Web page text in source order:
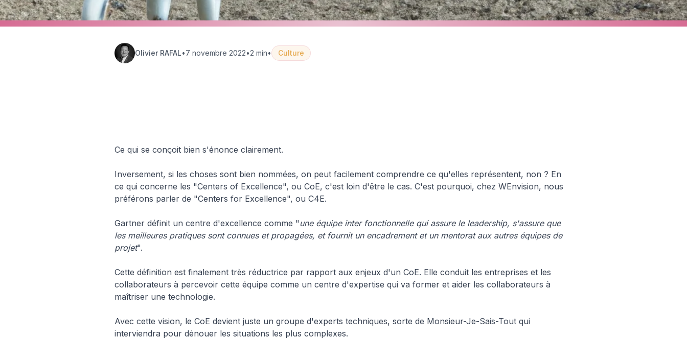
Olivier RAFAL•7 novembre 2022•2 min• Culture
Ce qui se conçoit bien s'énonce clairement.
Inversement, si les choses sont bien nommées, on peut facilement comprendre ce qu'elles représentent, non ? En
ce qui concerne les "Centers of Excellence", ou CoE, c'est loin d'être le cas. C'est pourquoi, chez WEnvision, nous
préférons parler de "Centers for Excellence", ou C4E.
Gartner définit un centre d'excellence comme " une équipe inter fonctionnelle qui assure le leadership, s'assure que
les meilleures pratiques sont connues et propagées, et fournit un encadrement et un mentorat aux autres équipes de
projet".
Cette définition est finalement très réductrice par rapport aux enjeux d'un CoE. Elle conduit les entreprises et les
collaborateurs à percevoir cette équipe comme un centre d'expertise qui va former et aider les collaborateurs à
maîtriser une technologie.
Avec cette vision, le CoE devient juste un groupe d'experts techniques, sorte de Monsieur-Je-Sais-Tout qui
interviendra pour dénouer les situations les plus complexes.